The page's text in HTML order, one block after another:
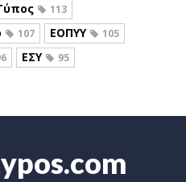
113
107 ΕΟΠΥΥ 105
ΕΣΥ 95